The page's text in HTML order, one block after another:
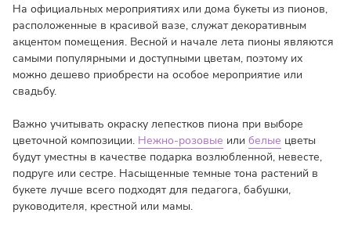
На официальных мероприятиях или дома букеты из пионов,
расположенные в красивой вазе, служат декоративным
акцентом помещения. Весной и начале лета пионы являются
самыми популярными и доступными цветам, поэтому их
можно дешево приобрести на особое мероприятие или
свадьбу.
Важно учитывать окраску лепестков пиона при выборе
цветочной композиции. Нежно-розовые или белые цветы
будут уместны в качестве подарка возлюбленной, невесте,
подруге или сестре. Насыщенные темные тона растений в
букете лучше всего подходят для педагога, бабушки,
руководителя, крестной или мамы.